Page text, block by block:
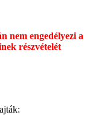
nem engedélyezi a
részvételét